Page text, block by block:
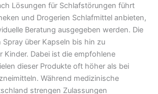
Lösungen für Schlafstörungen führt
und Drogerien Schlafmittel anbieten,
Beratung ausgegeben werden. Die
über Kapseln bis hin zu
Kinder. Dabei ist die empfohlene
dieser Produkte oft höher als bei
Während medizinische
strengen Zulassungen